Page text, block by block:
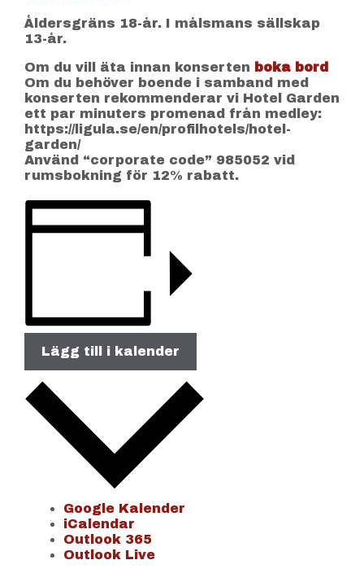
Åldersgräns 18-år. I målsmans sällskap
13-år.
Om du vill äta innan konserten boka bord
Om du behöver boende i samband med
konserten rekommenderar vi Hotel Garden
ett par minuters promenad från medley:
https://ligula.se/en/profilhotels/hotel-
garden/
Använd “corporate code” 985052 vid
rumsbokning för 12% rabatt.
Lägg till i kalender
Google Kalender
iCalendar
Outlook 365
Outlook Live